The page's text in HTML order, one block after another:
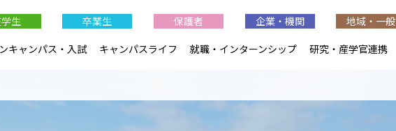
生 卒業生 保護者 企業・機関
地域・一般
キャンパス・入試 キャンパスライフ 就職・インターンシップ 研究・産学官連携